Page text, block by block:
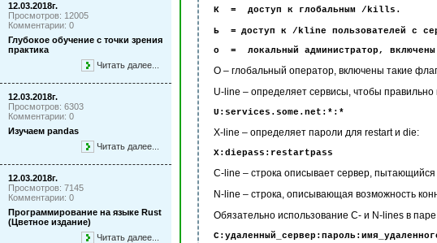
12.03.2018г.
Просмотров: 12005
Комментарии: 0
Глубокое обучение с точки зрения
практика
Читать далее...
12.03.2018г.
Просмотров: 6303
Комментарии: 0
Изучаем pandas
Читать далее...
12.03.2018г.
Просмотров: 7145
Комментарии: 0
Программирование на языке Rust
(Цветное издание)
Читать далее...
К = доступ к глобальным /kills.
Ь = доступ к /kline пользователей с
о = локальный администратор,
O – глобальный оператор, включены такие
U-line – определяет сервисы, чтобы
U:services.some.net:*:*
X-line – определяет пароли для restartи die:
X:diepass:restartpass
C-line – строка описывает сервер, пытающийся
N-line – строка, описывающая возможность
Обязательно использование C- и N-lines в паре